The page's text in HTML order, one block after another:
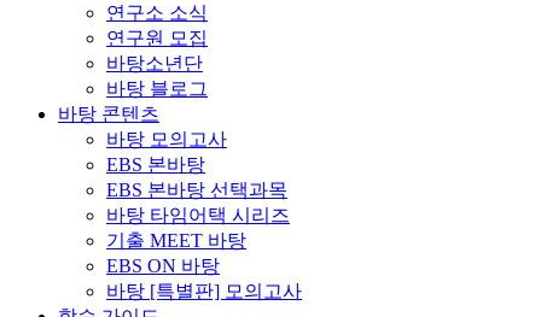
연구소 소식
연구원 모집
바탕소년단
바탕 블로그
바탕 콘텐츠
바탕 모의고사
EBS 본바탕
EBS 본바탕 선택과목
바탕 타임어택 시리즈
기출 MEET 바탕
EBS ON 바탕
바탕 [특별판] 모의고사